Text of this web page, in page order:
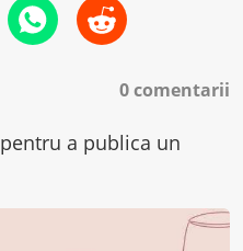
0 comentarii
pentru a publica un